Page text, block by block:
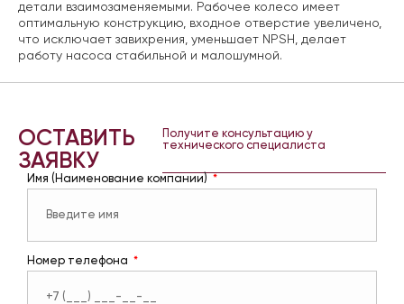
детали взаимозаменяемыми. Рабочее колесо имеет
оптимальную конструкцию, входное отверстие увеличено,
что исключает завихрения, уменьшает NPSH, делает
работу насоса стабильной и малошумной.
ОСТАВИТЬ
ЗАЯВКУ
Получите консультацию у
технического специалиста
Имя (Наименование компании)
Номер телефона